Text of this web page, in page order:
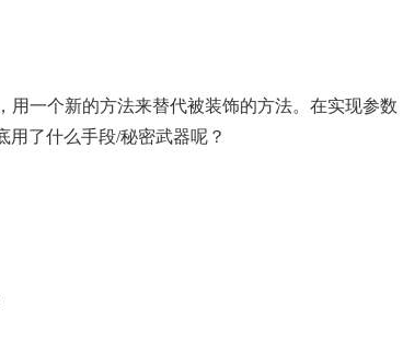
用一个新的方法来替代被装饰的方法。在实现参数
用了什么手段/秘密武器呢？